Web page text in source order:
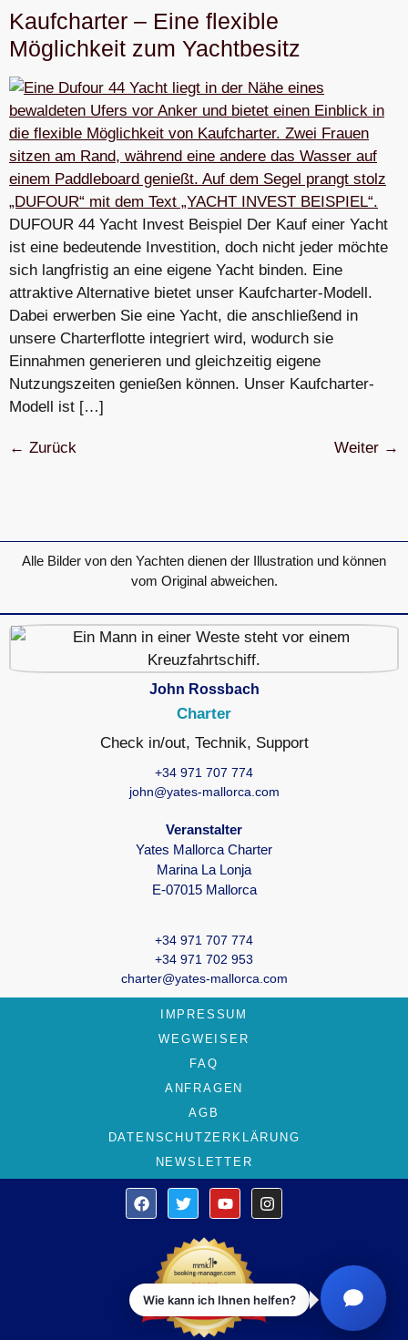
Kaufcharter – Eine flexible
Möglichkeit zum Yachtbesitz
DUFOUR 44 Yacht Invest Beispiel Der Kauf einer Yacht
ist eine bedeutende Investition, doch nicht jeder möchte
sich langfristig an eine eigene Yacht binden. Eine
attraktive Alternative bietet unser Kaufcharter-Modell.
Dabei erwerben Sie eine Yacht, die anschließend in
unsere Charterflotte integriert wird, wodurch sie
Einnahmen generieren und gleichzeitig eigene
Nutzungszeiten genießen können. Unser Kaufcharter-
Modell ist […]
← Zurück Weiter →
Alle Bilder von den Yachten dienen der Illustration und können
vom Original abweichen.
John Rossbach
Charter
Check in/out, Technik, Support
+34 971 707 774
john@yates-mallorca.com
Veranstalter
Yates Mallorca Charter
Marina La Lonja
E-07015 Mallorca
Wie kann ich Ihnen helfen?
+34 971 707 774
+34 971 702 953
charter@yates-mallorca.com
IMPRESSUM
WEGWEISER
FAQ
ANFRAGEN
AGB
DATENSCHUTZERKLÄRUNG
NEWSLETTER